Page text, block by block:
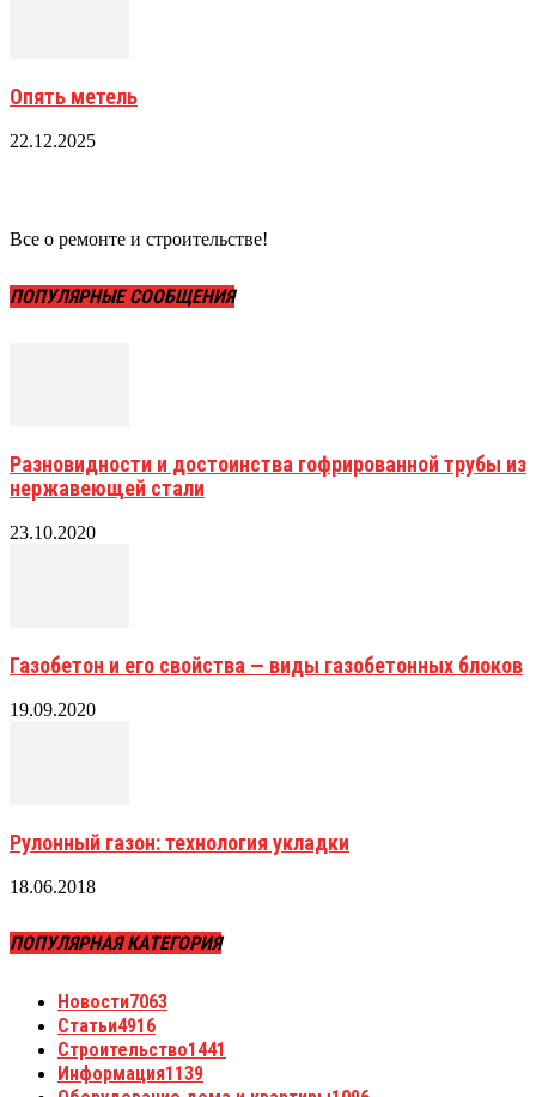
Опять метель
22.12.2025
Все о ремонте и строительстве!
ПОПУЛЯРНЫЕ СООБЩЕНИЯ
Разновидности и достоинства гофрированной трубы из
нержавеющей стали
23.10.2020
Газобетон и его свойства — виды газобетонных блоков
19.09.2020
Рулонный газон: технология укладки
18.06.2018
ПОПУЛЯРНАЯ КАТЕГОРИЯ
Новости7063
Статьи4916
Строительство1441
Информация1139